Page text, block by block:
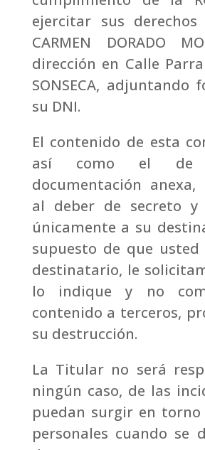
ejercitar sus derechos
CARMEN DORADO
dirección en Calle Parra
SONSECA, adjuntando
su DNI.
El contenido de esta
así como el
documentación
al deber de secreto y
únicamente a su
supuesto de que
destinatario, le
lo indique y no
contenido a terceros,
su destrucción.
La Titular no será
ningún caso, de las
puedan surgir en
personales cuando se